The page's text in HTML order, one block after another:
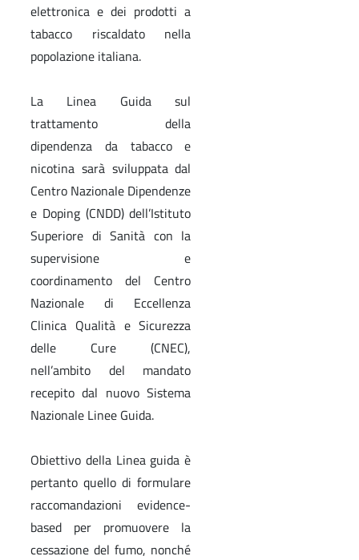
elettronica e dei prodotti a
tabacco riscaldato nella
popolazione italiana.
La Linea Guida sul
trattamento della
dipendenza da tabacco e
nicotina sarà sviluppata dal
Centro Nazionale Dipendenze
e Doping (CNDD) dell’Istituto
Superiore di Sanità con la
supervisione e
coordinamento del Centro
Nazionale di Eccellenza
Clinica Qualità e Sicurezza
delle Cure (CNEC),
nell’ambito del mandato
recepito dal nuovo Sistema
Nazionale Linee Guida.
Obiettivo della Linea guida è
pertanto quello di formulare
raccomandazioni evidence-
based per promuovere la
cessazione del fumo, nonché